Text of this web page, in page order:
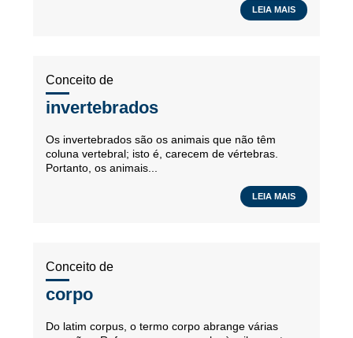
LEIA MAIS
Conceito de
invertebrados
Os invertebrados são os animais que não têm
coluna vertebral; isto é, carecem de vértebras.
Portanto, os animais...
LEIA MAIS
Conceito de
corpo
Do latim corpus, o termo corpo abrange várias